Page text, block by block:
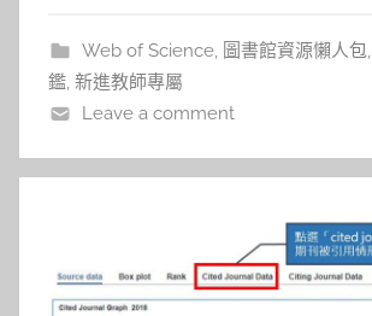
n
Web of Science, 圖書館資源懶人包,
鑑, 新進教師專屬
Leave a comment